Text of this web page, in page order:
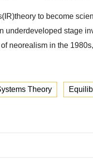
to become
underdeveloped stage
neorealism in the
Theory